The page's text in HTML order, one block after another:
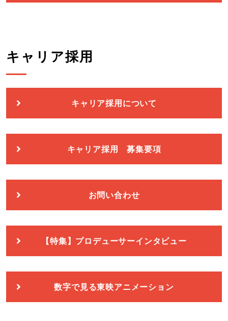
キャリア採用
キャリア採用について
キャリア採用 募集要項
お問い合わせ
【特集】プロデューサーインタビュー
数字で見る東映アニメーション